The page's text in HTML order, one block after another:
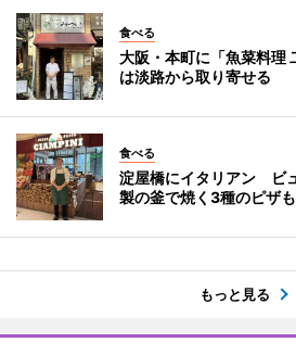
食べる
大阪・本町に「魚菜料
は淡路から取り寄せる
食べる
淀屋橋にイタリアン ビ
製の釜で焼く3種のピザも
もっと見る